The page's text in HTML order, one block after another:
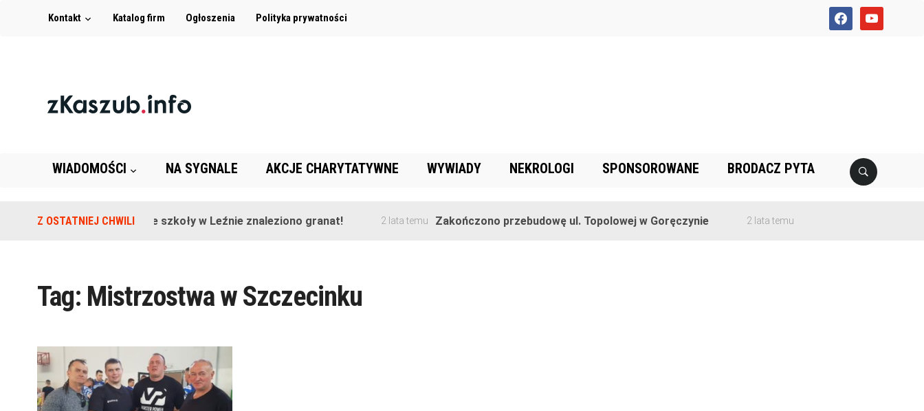
facebookyoutube
Kontakt Katalog firm Ogłoszenia Polityka prywatności
WIADOMOŚCI NA SYGNALE AKCJE CHARYTATYWNE WYWIADY NEKROLOGI SPONSOROWANE BRODACZ PYTA
Z OSTATNIEJ CHWILINa terenie szkoły w Leźnie znaleziono granat! 2 lata temu Zakończono przebudowę ul. Topolowej w Goręczynie 2 lata temu
Tag: Mistrzostwa w Szczecinku